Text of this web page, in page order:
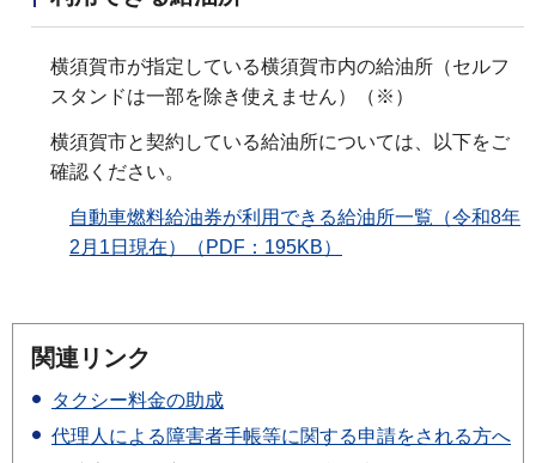
横須賀市が指定している横須賀市内の給油所（セルフ
スタンドは一部を除き使えません）（※）
横須賀市と契約している給油所については、以下をご
確認ください。
自動車燃料給油券が利用できる給油所一覧（令和8年
2月1日現在）（PDF：195KB）
関連リンク
タクシー料金の助成
代理人による障害者手帳等に関する申請をされる方へ